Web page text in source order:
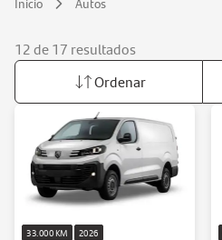
Inicio Autos
12 de 17 resultados
Ordenar
33.000 KM 2026